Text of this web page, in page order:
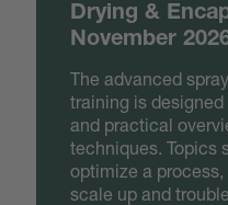
Drying &
November
The advanced
training is
and practical
techniques. Topics
optimize a
scale up and